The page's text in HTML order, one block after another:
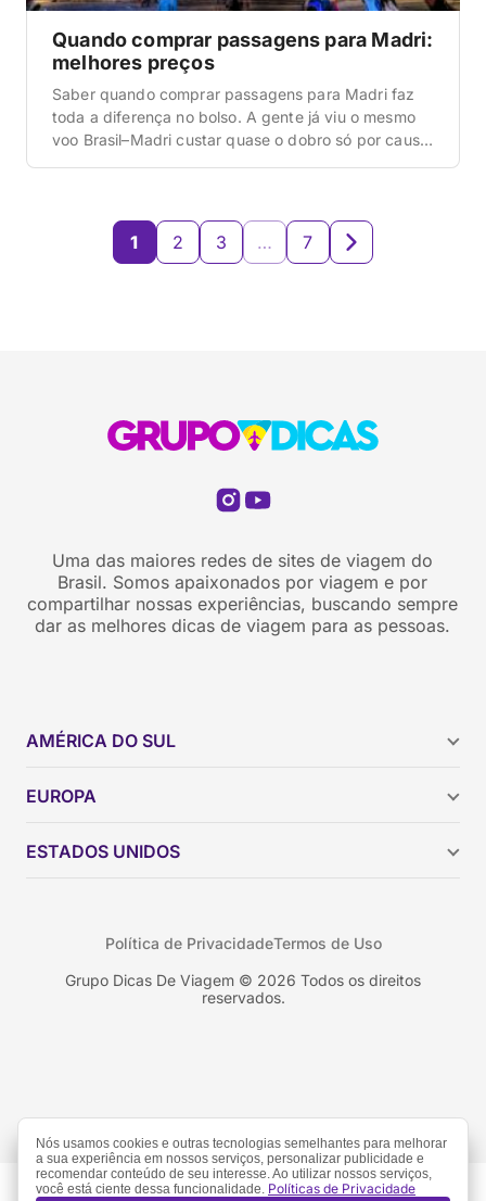
Quando comprar passagens para Madri:
melhores preços
Saber quando comprar passagens para Madri faz
toda a diferença no bolso. A gente já viu o mesmo
voo Brasil–Madri custar quase o dobro só por causa
pra Espanha. Em […]
1 2 3 … 7
Uma das maiores redes de sites de viagem do
Brasil. Somos apaixonados por viagem e por
compartilhar nossas experiências, buscando sempre
dar as melhores dicas de viagem para as pessoas.
AMÉRICA DO SUL
Brasil
Colômbia
EUROPA
ESTADOS UNIDOS
Nova York
Grupo Dicas De Viagem © 2026 Todos os direitos
reservados.
Política de PrivacidadeTermos de Uso
Nós usamos cookies e outras tecnologias semelhantes para melhorar
a sua experiência em nossos serviços, personalizar publicidade e
recomendar conteúdo de seu interesse. Ao utilizar nossos serviços,
você está ciente dessa funcionalidade. Políticas de Privacidade